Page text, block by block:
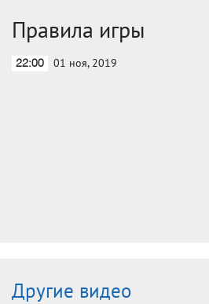
Правила игры
22:00 01 ноя, 2019
Другие видео